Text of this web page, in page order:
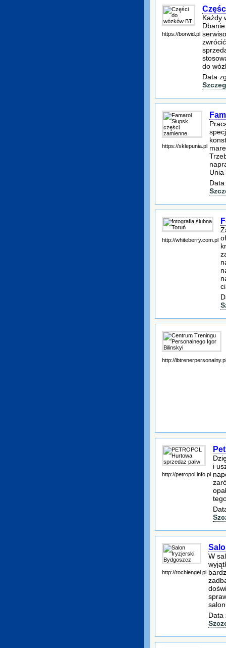
https://borwid.pl
Każdy
do
Data
https://sklepunia.pl
http://whiteberry.com.pl
http://ibtrenerpersonalny.pl
http://petropol.info.pl
i
http://rochiengel.pl
W
Data